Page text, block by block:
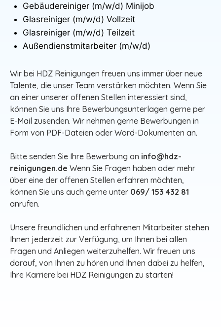
Gebäudereiniger (m/w/d) Minijob
Glasreiniger (m/w/d) Vollzeit
Glasreiniger (m/w/d) Teilzeit
Außendienstmitarbeiter (m/w/d)
Wir bei HDZ Reinigungen freuen uns immer über neue
Talente, die unser Team verstärken möchten. Wenn Sie
an einer unserer offenen Stellen interessiert sind,
können Sie uns Ihre Bewerbungsunterlagen gerne per
E-Mail zusenden. Wir nehmen gerne Bewerbungen in
Form von PDF-Dateien oder Word-Dokumenten an.
Bitte senden Sie Ihre Bewerbung an info@hdz-
reinigungen.de Wenn Sie Fragen haben oder mehr
über eine der offenen Stellen erfahren möchten,
können Sie uns auch gerne unter 069/ 153 432 81
anrufen.
Unsere freundlichen und erfahrenen Mitarbeiter stehen
Ihnen jederzeit zur Verfügung, um Ihnen bei allen
Fragen und Anliegen weiterzuhelfen. Wir freuen uns
darauf, von Ihnen zu hören und Ihnen dabei zu helfen,
Ihre Karriere bei HDZ Reinigungen zu starten!